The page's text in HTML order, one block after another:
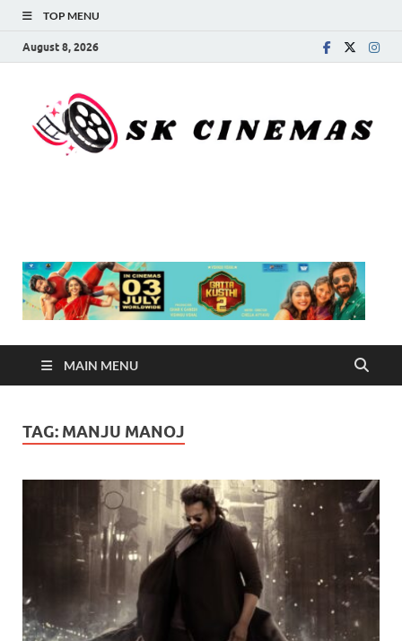
TOP MENU
August 8, 2026
MAIN MENU
TAG: MANJU MANOJ